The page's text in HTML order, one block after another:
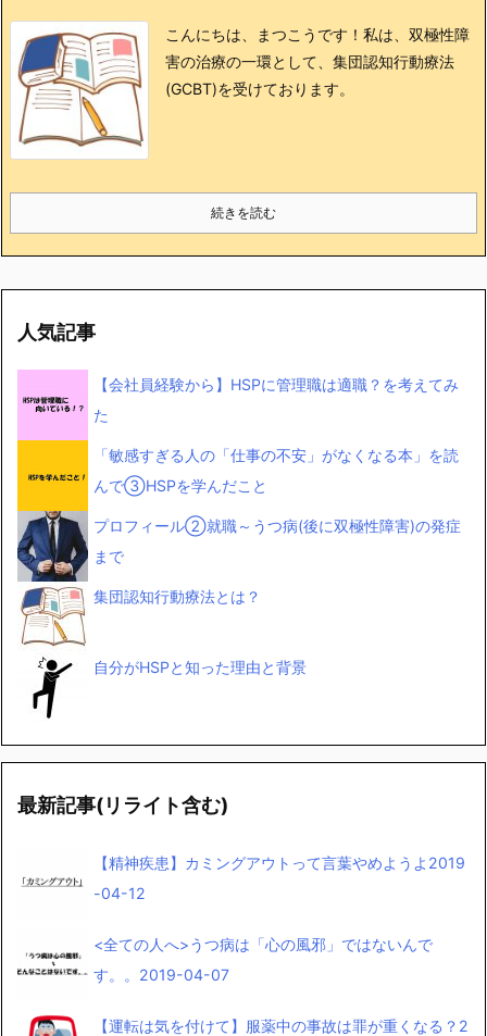
こんにちは、まつこうです！ 私は、双極性障
害の治療の一環として、集団認知行動療法
(GCBT)を受けております。
続きを読む
人気記事
【会社員経験から】HSPに管理職は適職？を考えてみ
た
「敏感すぎる人の「仕事の不安」がなくなる本」を読
んで③HSPを学んだこと
プロフィール②就職～うつ病(後に双極性障害)の発症
まで
集団認知行動療法とは？
自分がHSPと知った理由と背景
最新記事(リライト含む)
【精神疾患】カミングアウトって言葉やめようよ 2019
-04-12
<全ての人へ>うつ病は「心の風邪」ではないんで
す。。 2019-04-07
【運転は気を付けて】服薬中の事故は罪が重くなる？ 2